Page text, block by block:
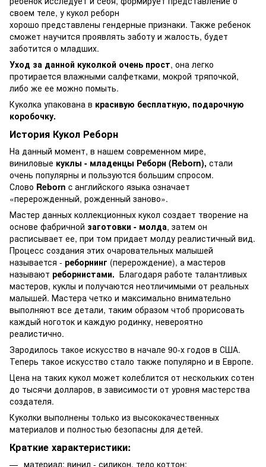
своем теле, у кукол реборн
хорошо представлены гендерные признаки. Также ребенок
сможет научится проявлять заботу и жалость, будет
заботится о младших.
Уход за данной куколкой очень прост, она легко
протирается влажными салфетками, мокрой тряпочкой,
либо же ее можно помыть.
Куколка упакована в красивую бесплатную, подарочную
коробочку.
История Кукол Реборн
На данный момент, в нашем современном мире,
виниловые куклы - младенцы Реборн (Reborn), стали
очень популярны и пользуются большим спросом.
Слово Reborn c английского языка означает
«перерожденный, рожденный заново».
Мастер данных коллекционных кукол создает творение на
основе фабричной заготовки - молда, затем он
расписывает ее, при том придает молду реалистичный вид.
Процесс создания этих очаровательных малышей
называется - реборнинг (перерождение), а мастеров
называют реборнистами. Благодаря работе талантливых
мастеров, куклы и получаются неотличимыми от реальных
малышей. Мастера четко и максимально внимательно
выполняют все детали, таким образом чтоб прорисовать
каждый ноготок и каждую родинку, невероятно
реалистично.
Зародилось такое искусство в начале 90-х годов в США.
Теперь такое искусство стало также популярно и в Европе.
Цена на таких кукол может колеблится от нескольких сотен
до тысячи долларов, в зависимости от уровня мастерства
создателя.
Куколки выполнены только из высококачественных
материалов и полностью безопасны для детей.
Краткие характеристики:
материал: винил - силикон, тело коттон;